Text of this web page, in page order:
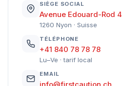
SIÈGE SOCIAL
Avenue Edouard-Rod 4
1260 Nyon · Suisse
TÉLÉPHONE
+41 840 78 78 78
Lu–Ve · tarif local
EMAIL